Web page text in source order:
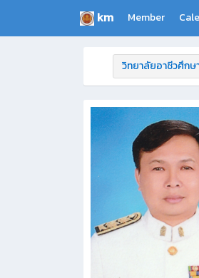
km Member
วิทยาลัยอาชีวศึก